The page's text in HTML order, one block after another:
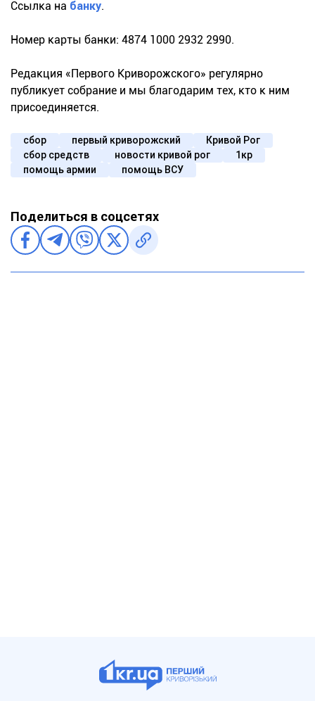
Ссылка на банку.
Номер карты банки: 4874 1000 2932 2990.
Редакция «Первого Криворожского» регулярно
публикует собрание и мы благодарим тех, кто к ним
присоединяется.
сбор первый криворожский
Кривой Рог
сбор средств
новости кривой рог
1кр
помощь армии
помощь ВСУ
Поделиться в соцсетях